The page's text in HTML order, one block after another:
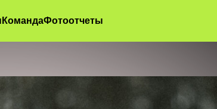
{ width: 100vw; margin-left: calc(-50vw + 50%); } }
КомандаФотоотчеты